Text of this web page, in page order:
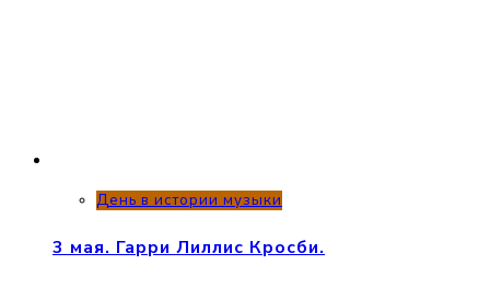
День в истории музыки
3 мая. Гарри Лиллис Кросби.